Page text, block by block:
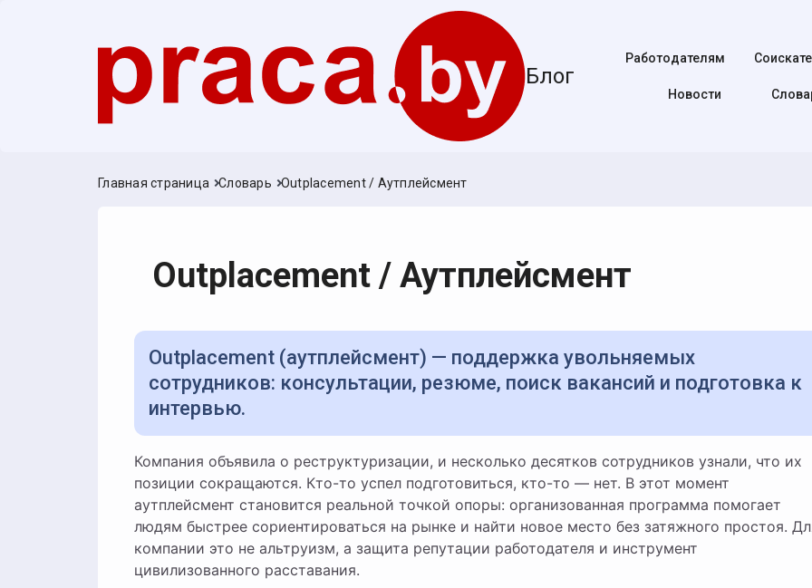
Блог
Работодателям
Новости
Главная страница Словарь Outplacement / Аутплейсмент
Outplacement / Аутплейсмент
Outplacement (аутплейсмент) — поддержка увольняемых
сотрудников: консультации, резюме, поиск вакансий и подготовка к
интервью.
Компания объявила о реструктуризации, и несколько десятков сотрудников узнали, что их
позиции сокращаются. Кто-то успел подготовиться, кто-то — нет. В этот момент
аутплейсмент становится реальной точкой опоры: организованная программа помогает
людям быстрее сориентироваться на рынке и найти новое место без затяжного простоя.
компании это не альтруизм, а защита репутации работодателя и инструмент
цивилизованного расставания.